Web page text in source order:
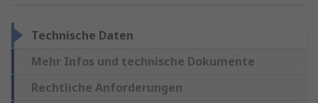
Technische Daten
Mehr Infos und technische Dokumente
Rechtliche Anforderungen